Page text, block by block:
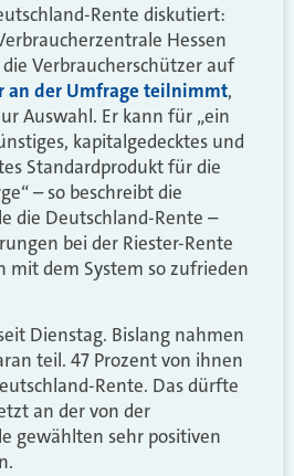
Rente diskutiert:
Hessen
Verbraucherschützer auf
an der Umfrage teilnimmt,
Auswahl. Er kann für „ein
kapitalgedecktes und
Standardprodukt für die
– so beschreibt die
die Deutschland-Rente –
bei der Riester-Rente
mit dem System so zufrieden
Dienstag. Bislang nahmen
teil. 47 Prozent von ihnen
Rente. Das dürfte
an der von der
gewählten sehr positiven